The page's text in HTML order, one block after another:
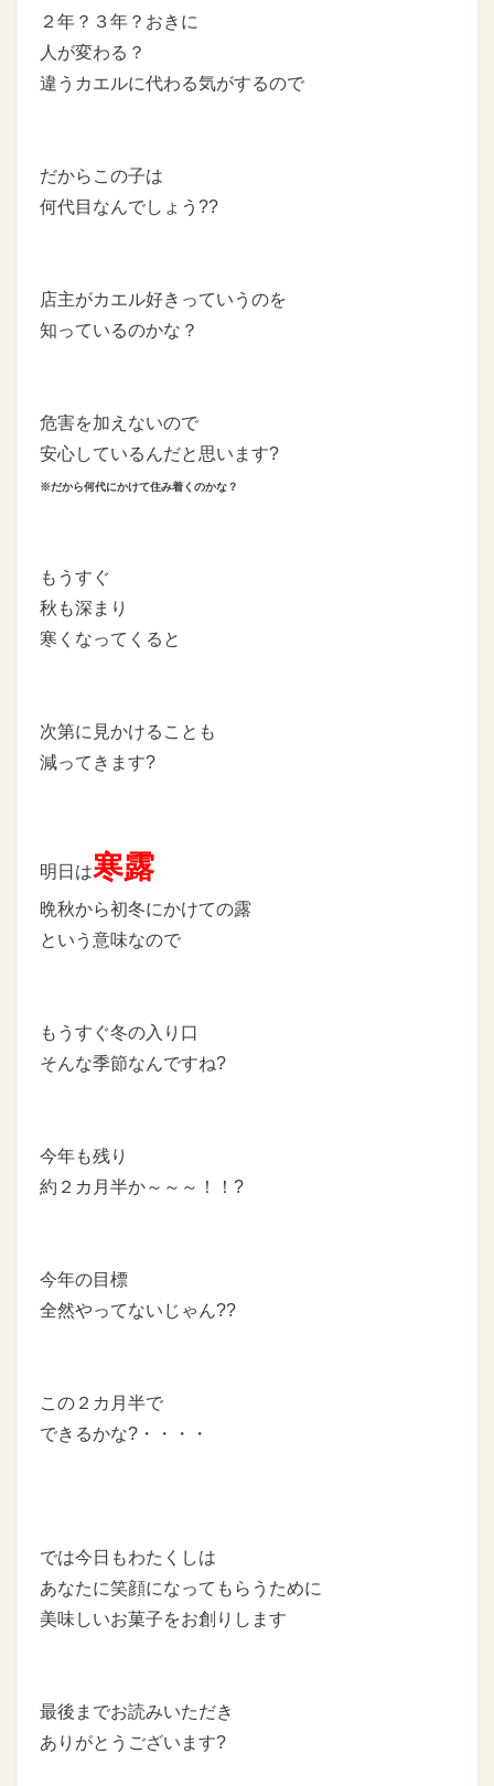
２年？３年？おきに
人が変わる？
違うカエルに代わる気がするので
だからこの子は
何代目なんでしょう??
店主がカエル好きっていうのを
知っているのかな？
危害を加えないので
安心しているんだと思います?
※だから何代にかけて住み着くのかな？
もうすぐ
秋も深まり
寒くなってくると
次第に見かけることも
減ってきます?
明日は寒露
晩秋から初冬にかけての露
という意味なので
もうすぐ冬の入り口
そんな季節なんですね?
今年も残り
約２カ月半か～～～！！?
今年の目標
全然やってないじゃん??
この２カ月半で
できるかな?・・・・
では今日もわたくしは
あなたに笑顔になってもらうために
美味しいお菓子をお創りします
最後までお読みいただき
ありがとうございます?